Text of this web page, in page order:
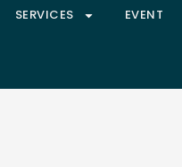
SERVICES EVENT